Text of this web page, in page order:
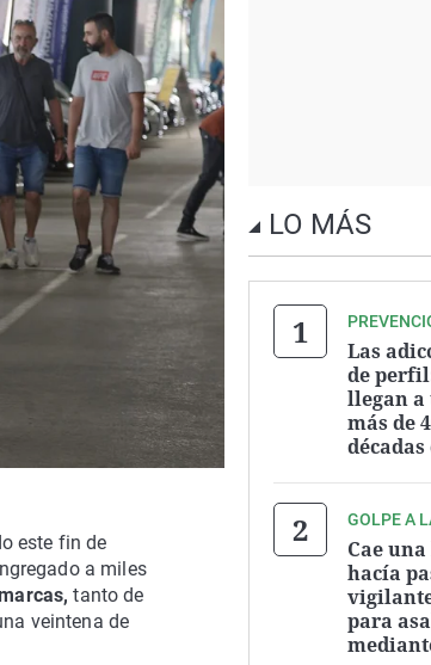
este fin de
a miles
tanto de
veintena de
LO MÁS
Las
de
llegan
más de
GOLPE A
Cae
hacía
para